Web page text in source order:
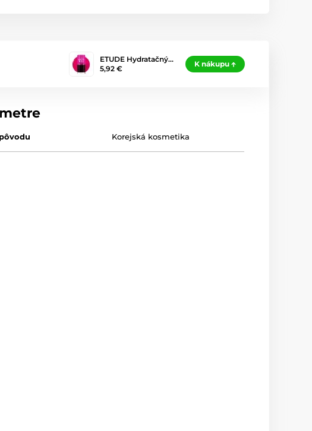
ETUDE Hydratačný…
5,92 €
K nákupu
Korejská kosmetika